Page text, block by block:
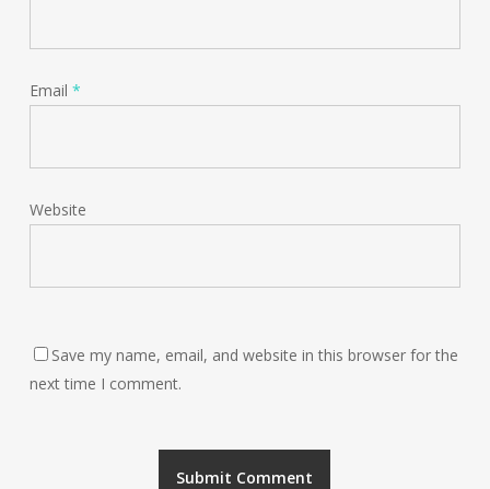
Email *
Website
Save my name, email, and website in this browser for the
next time I comment.